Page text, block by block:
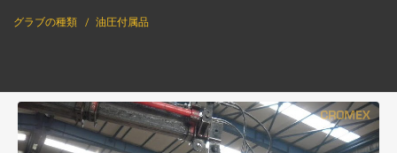
グラブの種類 油圧付属品